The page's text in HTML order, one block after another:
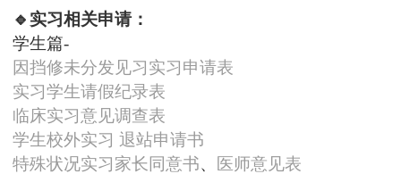
🔹实习相关申请：
学生篇-
因挡修未分发见习实习申请表
实习学生请假纪录表
临床实习意见调查表
学生校外实习 退站申请书
特殊状况实习家长同意书、 医师意见表